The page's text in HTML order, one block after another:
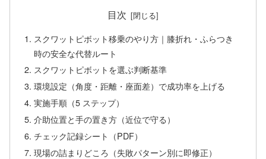
目次
スクワットピボット移乗のやり方｜膝折れ・ふらつき
時の安全な代替ルート
スクワットピボットを選ぶ判断基準
環境設定（角度・距離・座面差）で成功率を上げる
実施手順（5 ステップ）
介助位置と手の置き方（近位で守る）
チェック記録シート（PDF）
現場の詰まりどころ（失敗パターン別に即修正）